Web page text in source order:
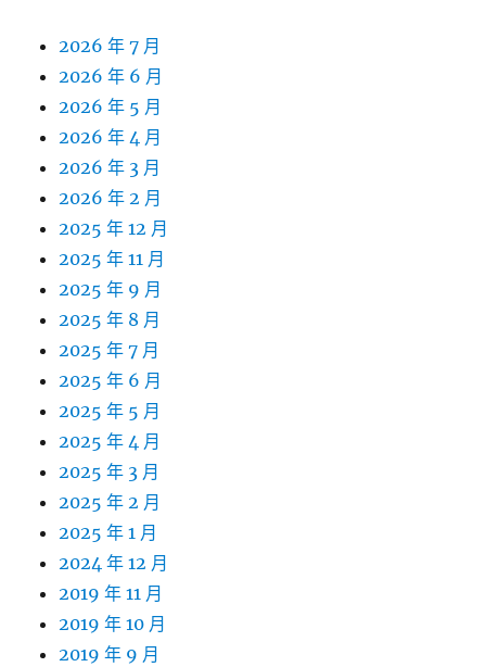
2026 年 7 月
2026 年 6 月
2026 年 5 月
2026 年 4 月
2026 年 3 月
2026 年 2 月
2025 年 12 月
2025 年 11 月
2025 年 9 月
2025 年 8 月
2025 年 7 月
2025 年 6 月
2025 年 5 月
2025 年 4 月
2025 年 3 月
2025 年 2 月
2025 年 1 月
2024 年 12 月
2019 年 11 月
2019 年 10 月
2019 年 9 月